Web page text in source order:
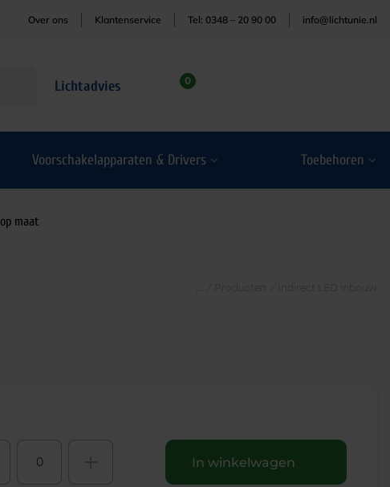
Over ons Klantenservice Tel: 0348 – 20 90 00 info@lichtunie.nl
Lichtadvies 0
Voorschakelapparaten & Drivers Toebehoren
op maat
In winkelwagen